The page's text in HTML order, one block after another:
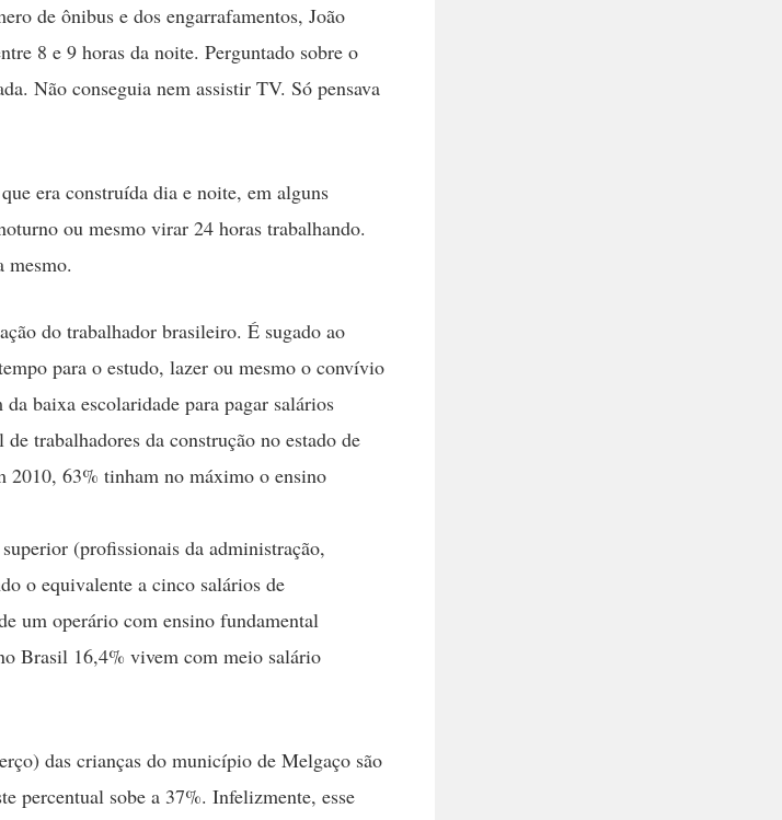
de ônibus e dos engarrafamentos, João
8 e 9 horas da noite. Perguntado sobre o
Não conseguia nem assistir TV. Só pensava
era construída dia e noite, em alguns
ou mesmo virar 24 horas trabalhando.
do trabalhador brasileiro. É sugado ao
para o estudo, lazer ou mesmo o convívio
baixa escolaridade para pagar salários
trabalhadores da construção no estado de
2010, 63% tinham no máximo o ensino
(profissionais da administração,
o equivalente a cinco salários de
um operário com ensino fundamental
Brasil 16,4% vivem com meio salário
das crianças do município de Melgaço são
percentual sobe a 37%. Infelizmente, esse